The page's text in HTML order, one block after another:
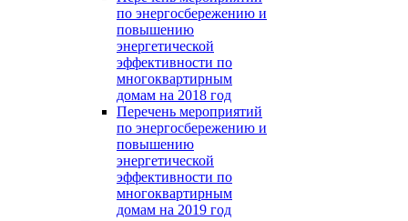
по энергосбережению и
повышению
энергетической
эффективности по
многоквартирным
домам на 2018 год
Перечень мероприятий
по энергосбережению и
повышению
энергетической
эффективности по
многоквартирным
домам на 2019 год